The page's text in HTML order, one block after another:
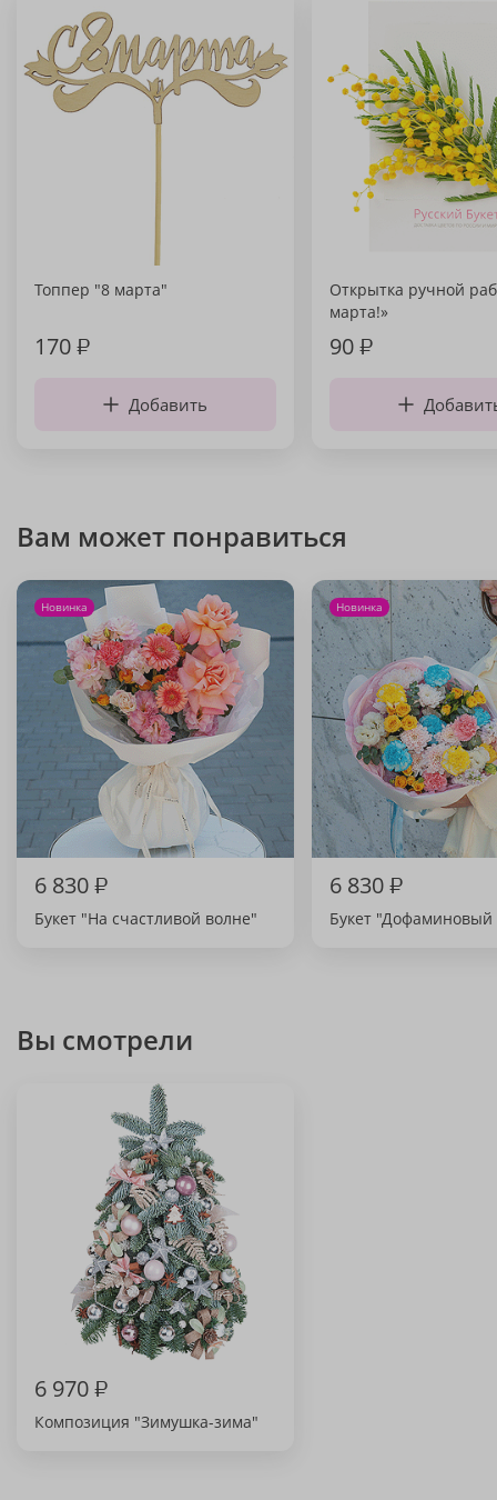
Топпер "8 марта"
170₽
Добавить
Открытка ручной
марта!»
90₽
Вам может понравиться
Новинка
6 830₽
Букет "На счастливой волне"
Новинка
6 830₽
Букет "Дофаминовый
Вы смотрели
6 970₽
Композиция "Зимушка-зима"